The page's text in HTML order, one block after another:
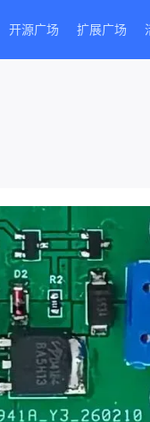
开源广场 扩展广场